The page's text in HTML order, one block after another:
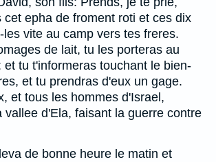
cet epha de froment roti et ces dix
les vite au camp vers tes freres.
de lait, tu les porteras au
et tu t'informeras touchant le bien-
et tu prendras d'eux un gage.
et tous les hommes d'Israel,
vallee d'Ela, faisant la guerre contre
de bonne heure le matin et